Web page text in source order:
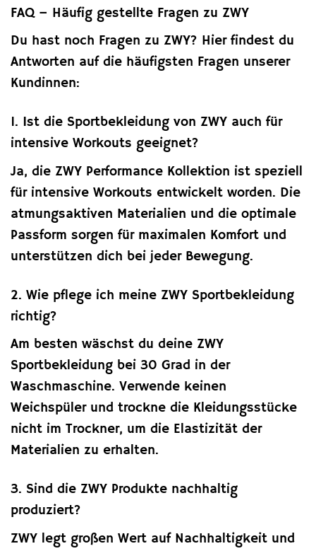
FAQ – Häufig gestellte Fragen zu ZWY
Du hast noch Fragen zu ZWY? Hier findest du
Antworten auf die häufigsten Fragen unserer
Kundinnen:
1. Ist die Sportbekleidung von ZWY auch für
intensive Workouts geeignet?
Ja, die ZWY Performance Kollektion ist speziell
für intensive Workouts entwickelt worden. Die
atmungsaktiven Materialien und die optimale
Passform sorgen für maximalen Komfort und
unterstützen dich bei jeder Bewegung.
2. Wie pflege ich meine ZWY Sportbekleidung
richtig?
Am besten wäschst du deine ZWY
Sportbekleidung bei 30 Grad in der
Waschmaschine. Verwende keinen
Weichspüler und trockne die Kleidungsstücke
nicht im Trockner, um die Elastizität der
Materialien zu erhalten.
3. Sind die ZWY Produkte nachhaltig
produziert?
ZWY legt großen Wert auf Nachhaltigkeit und